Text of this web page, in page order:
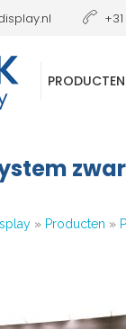
PRODUCTEN
» Producten »